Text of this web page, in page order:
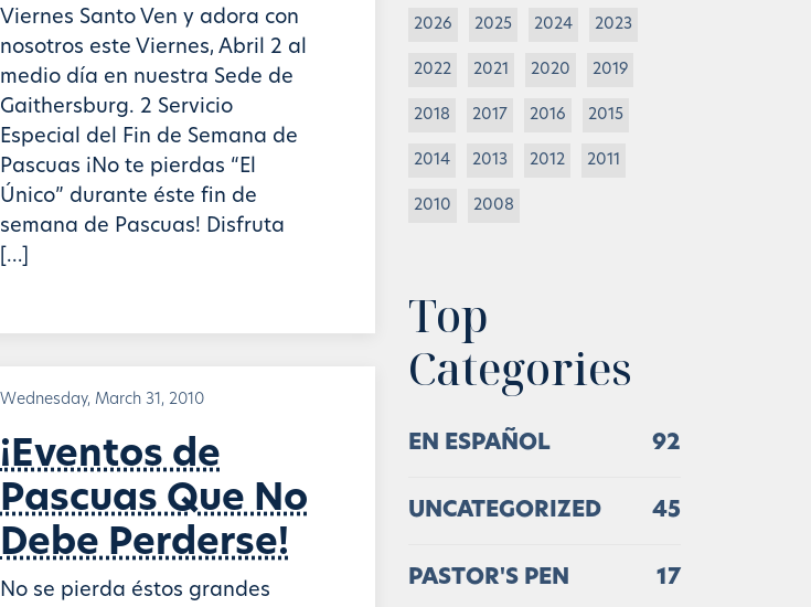
Viernes Santo Ven y adora con
nosotros este Viernes, Abril 2 al
medio día en nuestra Sede de
Gaithersburg. 2 Servicio
Especial del Fin de Semana de
Pascuas ¡No te pierdas “El
Único” durante éste fin de
semana de Pascuas! Disfruta
[…]
Wednesday, March 31, 2010
¡Eventos de
Pascuas Que No
Debe Perderse!
No se pierda éstos grandes
2026 2025 2024 2023
2022 2021 2020 2019
2018 2017 2016 2015
2014 2013 2012 2011
2010 2008
Top
Categories
EN ESPAÑOL 92
UNCATEGORIZED 45
PASTOR'S PEN 17